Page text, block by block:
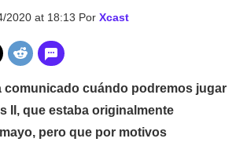
2020 at 18:13 Por Xcast
comunicado cuándo podremos jugar
II, que estaba originalmente
pero que por motivos